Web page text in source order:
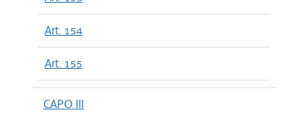
Art. 154
Art. 155
CAPO III